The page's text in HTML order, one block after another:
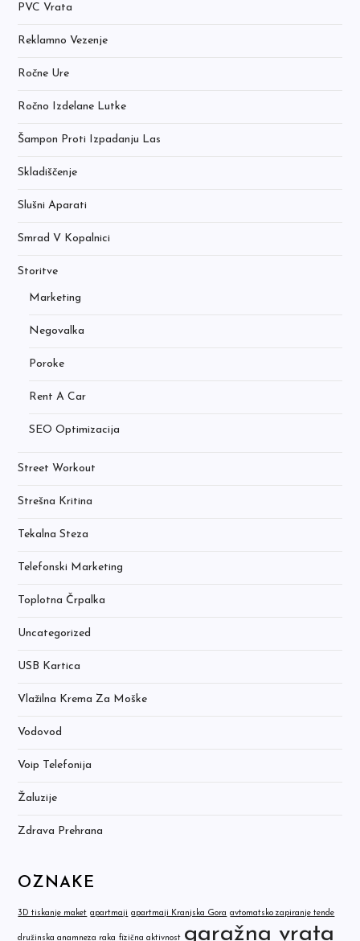
PVC Vrata
Reklamno Vezenje
Ročne Ure
Ročno Izdelane Lutke
Šampon Proti Izpadanju Las
Skladiščenje
Slušni Aparati
Smrad V Kopalnici
Storitve
Marketing
Negovalka
Poroke
Rent A Car
SEO Optimizacija
Street Workout
Strešna Kritina
Tekalna Steza
Telefonski Marketing
Toplotna Črpalka
Uncategorized
USB Kartica
Vlažilna Krema Za Moške
Vodovod
Voip Telefonija
Žaluzije
Zdrava Prehrana
OZNAKE
3D tiskanje maket apartmaji apartmaji Kranjska Gora avtomatsko zapiranje tende
družinska anamneza raka fizična aktivnost garažna vrata